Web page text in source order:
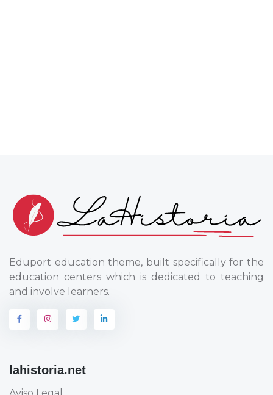
Eduport education theme, built specifically for the
education centers which is dedicated to teaching
and involve learners.
lahistoria.net
Aviso Legal